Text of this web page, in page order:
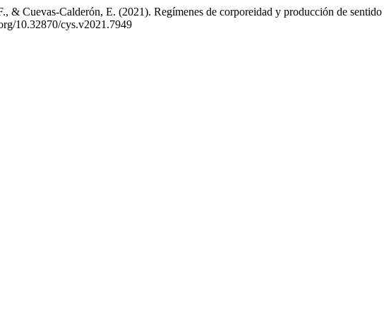
& Cuevas-Calderón, E. (2021). Regímenes de corporeidad y producción de
10.32870/cys.v2021.7949